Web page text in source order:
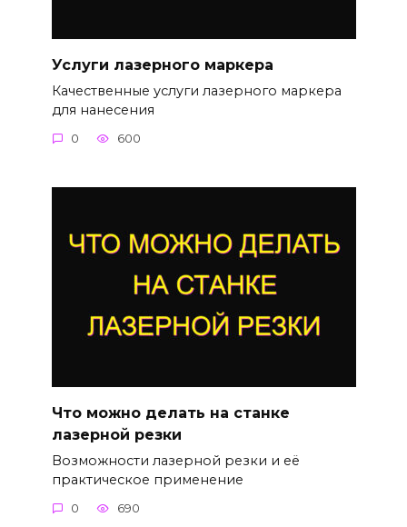
Услуги лазерного маркера
Качественные услуги лазерного маркера
для нанесения
0 600
Что можно делать на станке
лазерной резки
Возможности лазерной резки и её
практическое применение
0 690